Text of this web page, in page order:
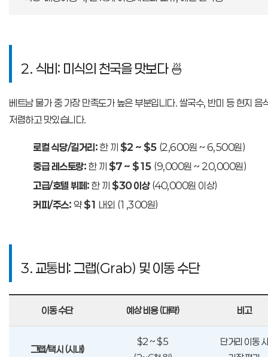
2. 식비: 미식의 천국을 맛보다 🍜
베트남 물가 중 가장 만족도가 높은 부분입니다. 쌀국수, 반미 등 현지 음
저렴하고 맛있습니다.
로컬 식당/길거리: 한 끼 $2 ~ $5 (2,600원 ~ 6,500원)
중급 레스토랑: 한 끼 $7 ~ $15 (9,000원 ~ 20,000원)
고급/호텔 뷔페: 한 끼 $30 이상(40,000원 이상)
커피/주스: 약 $1 내외 (1,300원)
3. 교통비: 그랩(Grab) 및 이동 수단
이동 수단 예상 비용 (대략) 비고
그랩/택시 (시내)
$2 ~ $5
단거리 이동 시